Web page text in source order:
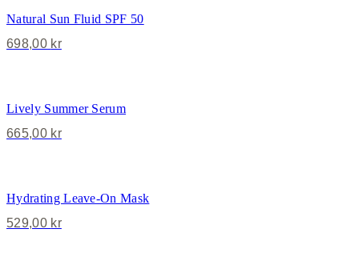
Natural Sun Fluid SPF 50
698,00 kr
Lively Summer Serum
665,00 kr
Hydrating Leave-On Mask
529,00 kr